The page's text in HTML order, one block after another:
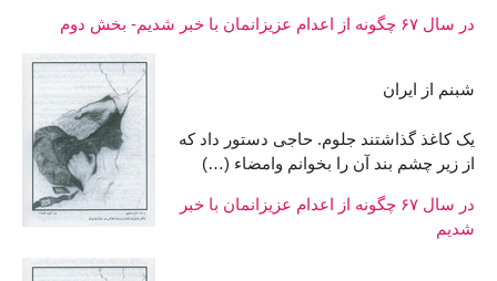
در سال ۶۷ چگونه از اعدام عزیزانمان با خبر شدیم- بخش دوم
شبنم از ایران
یک کاغذ گذاشتند جلوم. حاجی دستور داد که
از زیر چشم بند آن را بخوانم وامضاء (…)
در سال ۶۷ چگونه از اعدام عزیزانمان با خبر
شدیم